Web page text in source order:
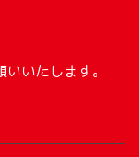
いたします。